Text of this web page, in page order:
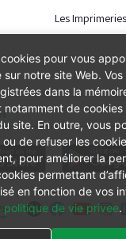
Les
pour vous
notre site Web.
dans la
notamment de
site. En outre, vous
ou de refuser les
pour améliorer la
permettant
en fonction de vos
politique de vie privee.